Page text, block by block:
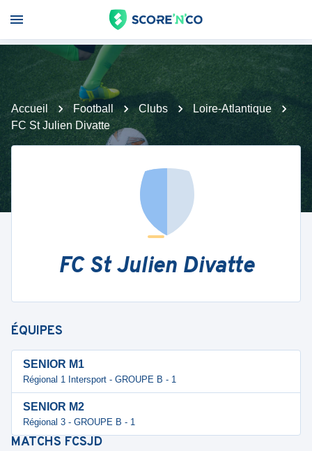
Accueil Football Clubs
Loire-Atlantique
FC St Julien Divatte
FC St Julien Divatte
ÉQUIPES
SENIOR M1
Régional 1 Intersport - GROUPE B - 1
SENIOR M2
Régional 3 - GROUPE B - 1
MATCHS FCSJD